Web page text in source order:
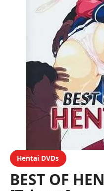
Hentai DVDs
BEST OF